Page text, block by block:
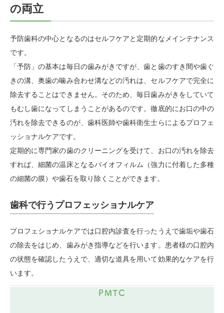
の両立
予防歯科の中心となるのはセルフケアと定期的なメインテナンス
です。
「予防」の基本は毎日の歯みがきですが、歯と歯のすき間や歯ぐ
きの溝、奥歯の噛み合わせ溝などの汚れは、セルフケアで完全に
除去することはできません。そのため、毎日歯みがきをしていて
もむし歯になってしまうことがあるのです。徹底的にお口の中の
汚れを除去できるのが、歯科医師や歯科衛生士らによるプロフェ
ッショナルケアです。
定期的に専門家の歯のクリーニングを受けて、お口の汚れを除去
すれば、細菌の温床となるバイオフィルム（強力に付着した多種
の細菌の膜）や歯石を取り除くことができます。
歯科で行うプロフェッショナルケア
プロフェショナルケアでは口腔内診査を行ったうえで歯垢や歯石
の除去をはじめ、歯みがき指導などを行います。患者様の口腔内
の状態を確認したうえで、適切な道具を用いて効果的なケアを行
います。
PMTC